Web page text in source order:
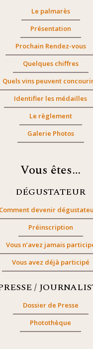
Le palmarès
Présentation
Prochain Rendez-vous
Quelques chiffres
Quels vins peuvent
Identifier les médailles
Le règlement
Galerie Photos
Vous êtes…
DÉGUSTATEUR
Comment devenir
Préinscription
Vous n’avez jamais
Vous avez déjà participé
/
Dossier de Presse
Photothèque